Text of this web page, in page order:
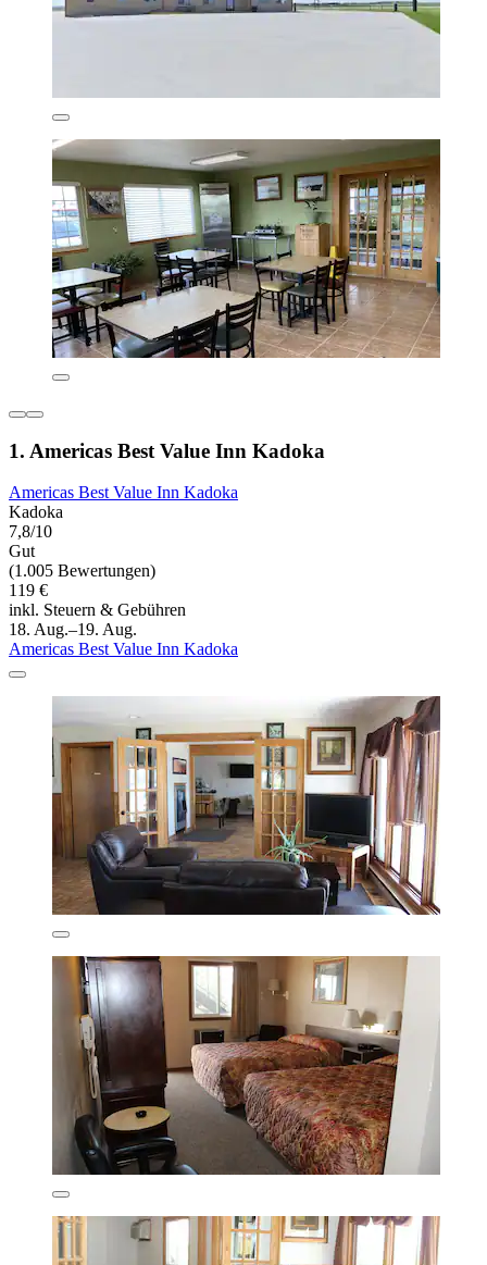
1. Americas Best Value Inn Kadoka
Americas Best Value Inn Kadoka
Kadoka
7,8/10
Gut
(1.005 Bewertungen)
119 €
inkl. Steuern & Gebühren
18. Aug.–19. Aug.
Americas Best Value Inn Kadoka